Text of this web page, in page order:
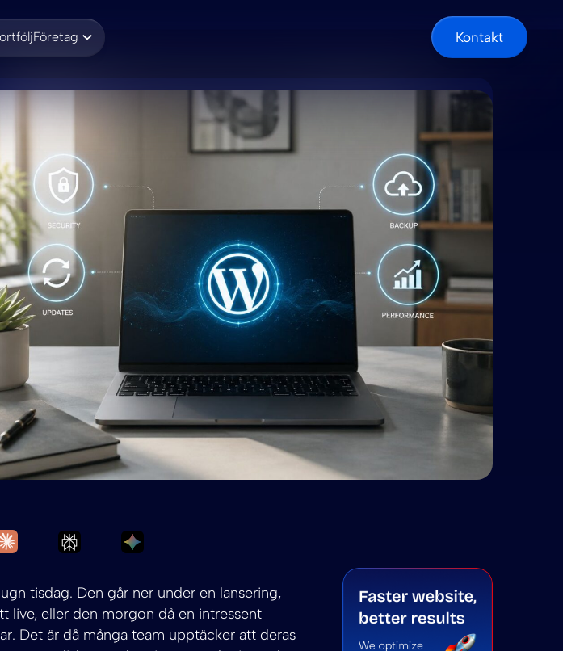
Företag Kontakt
Välj din tjänst för hantering av WordPress-webbplatser 2026
to summarize Välj din tjänst för hantering av WordPress-webbplatser 2026
Ask Claude to summarize Välj din tjänst för hantering av WordPress-webbplatser
Ask Perplexity to summarize Välj din tjänst för hantering av WordPress-
Ask Gemini to summarize Välj din tjänst för hantering av
tisdag. Den går ner under en lansering,
live, eller den morgon då en intressent
Det är då många team upptäcker att deras